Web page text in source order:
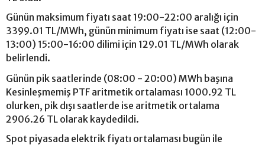
Günün maksimum fiyatı saat 19:00-22:00 aralığı için
3399.01 TL/MWh, günün minimum fiyatı ise saat (12:00-
13:00) 15:00-16:00 dilimi için 129.01 TL/MWh olarak
belirlendi.
Günün pik saatlerinde (08:00 - 20:00) MWh başına
Kesinleşmemiş PTF aritmetik ortalaması 1000.92 TL
olurken, pik dışı saatlerde ise aritmetik ortalama
2906.26 TL olarak kaydedildi.
Spot piyasada elektrik fiyatı ortalaması bugün ile